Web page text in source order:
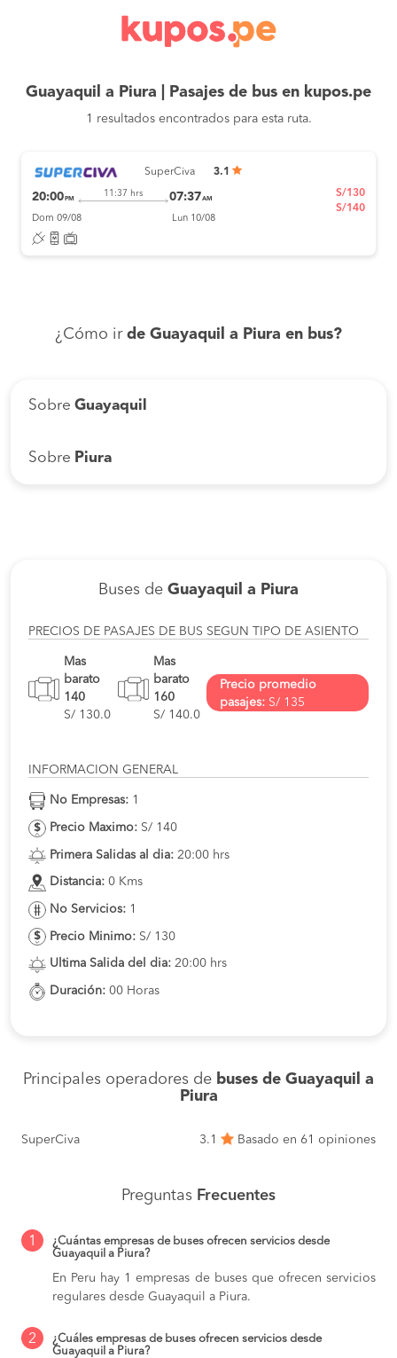
Guayaquil a Piura | Pasajes de bus en kupos.pe
1 resultados encontrados para esta ruta.
SuperCiva 3.1
20:00 PM
11:37 hrs 07:37AM
Dom 09/08 Lun 10/08
S/130
S/140
¿Cómo ir de Guayaquil a Piura en bus?
Sobre Guayaquil
Sobre Piura
Buses de Guayaquil a Piura
PRECIOS DE PASAJES DE BUS SEGUN TIPO DE ASIENTO
Mas
barato
140
S/ 130.0
Mas
barato
160
S/ 140.0
Precio promedio
pasajes: S/ 135
INFORMACION GENERAL
No Empresas: 1
Precio Maximo: S/ 140
Primera Salidas al dia: 20:00 hrs
Distancia: 0 Kms
No Servicios: 1
Precio Minimo: S/ 130
Ultima Salida del dia: 20:00 hrs
Duración: 00 Horas
Principales operadores de buses de Guayaquil a
Piura
SuperCiva 3.1 Basado en 61 opiniones
Preguntas Frecuentes
1
¿Cuántas empresas de buses ofrecen servicios desde
Guayaquil a Piura?
En Peru hay 1 empresas de buses que ofrecen servicios
regulares desde Guayaquil a Piura.
2
¿Cuáles empresas de buses ofrecen servicios desde
Guayaquil a Piura?